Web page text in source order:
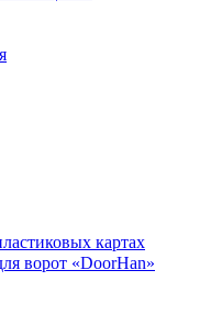
картах
ворот «DoorHan»